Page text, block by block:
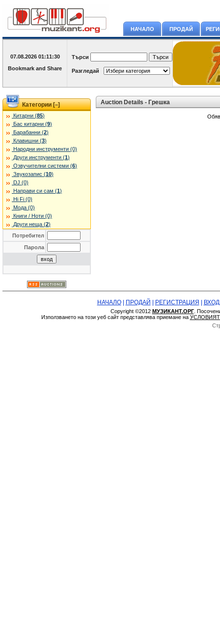
НАЧАЛО ПРОДАЙ
07.08.2026 01:11:30 Търси
Разгледай
Категории [–]
Китарни (85)
Бас китарни (9)
Барабанни (2)
Клавишни (3)
Народни инструменти (0)
Други инструменти (1)
Озвучителни системи (6)
Звукозапис (10)
DJ (0)
Направи си сам (1)
Hi Fi (0)
Мода (0)
Книги / Ноти (0)
Други неща (2)
Потребител
Парола
Auction Details - Грешка
НАЧАЛО| ПРОДАЙ РЕГИСТРАЦИЯ ВХОД
Copyright ©2012 МУЗИКАНТ.ОРГ.
Използването на този уеб сайт представлява приемане на